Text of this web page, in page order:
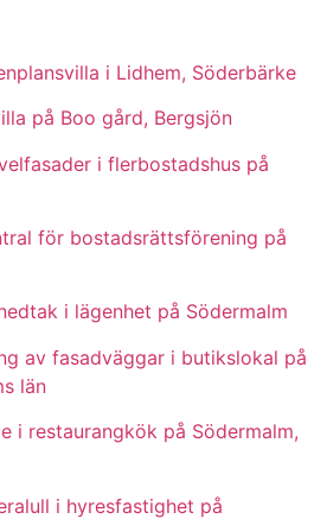
i Lidhem, Söderbärke
på Boo gård, Bergsjön
i flerbostadshus på
för bostadsrättsförening på
i lägenhet på Södermalm
av fasadväggar i butikslokal på
län
i restaurangkök på Södermalm,
i hyresfastighet på